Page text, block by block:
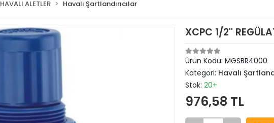
HAVALI ALETLER Havalı Şartlandırıcılar
XCPC 1/2''
Ürün Kodu: MGSBR4000
Kategori: Havalı
Stok: 20+
976,58 TL